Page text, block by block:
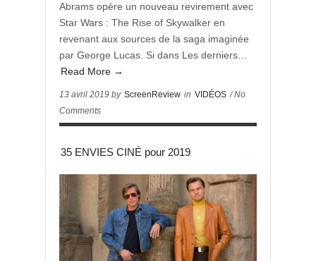
Abrams opère un nouveau revirement avec
Star Wars : The Rise of Skywalker en
revenant aux sources de la saga imaginée
par George Lucas. Si dans Les derniers…
Read More →
13 avril 2019 by ScreenReview in VIDÉOS / No
Comments
35 ENVIES CINÉ pour 2019